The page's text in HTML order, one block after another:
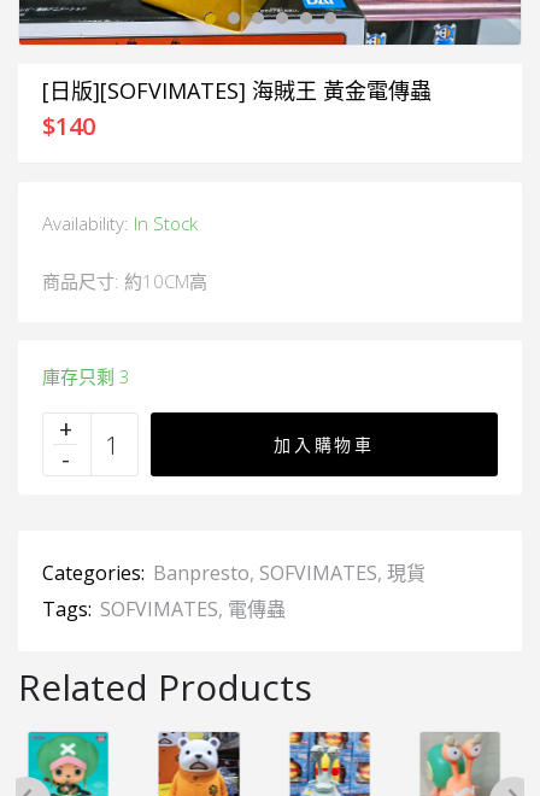
[日版][SOFVIMATES] 海賊王 黃金電傳蟲
$140
Availability: In Stock
商品尺寸: 約10CM高
庫存只剩 3
加入購物車
Categories: Banpresto, SOFVIMATES, 現貨
Tags: SOFVIMATES, 電傳蟲
Related Products